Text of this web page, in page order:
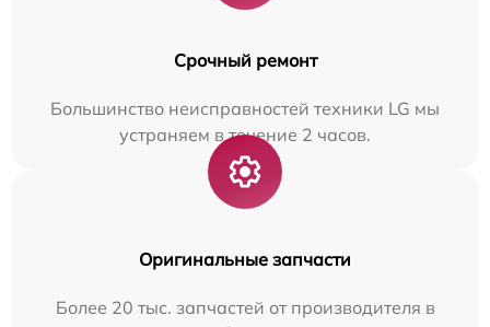
Срочный ремонт
Большинство неисправностей техники LG мы
устраняем в течение 2 часов.
Оригинальные запчасти
Более 20 тыс. запчастей от производителя в